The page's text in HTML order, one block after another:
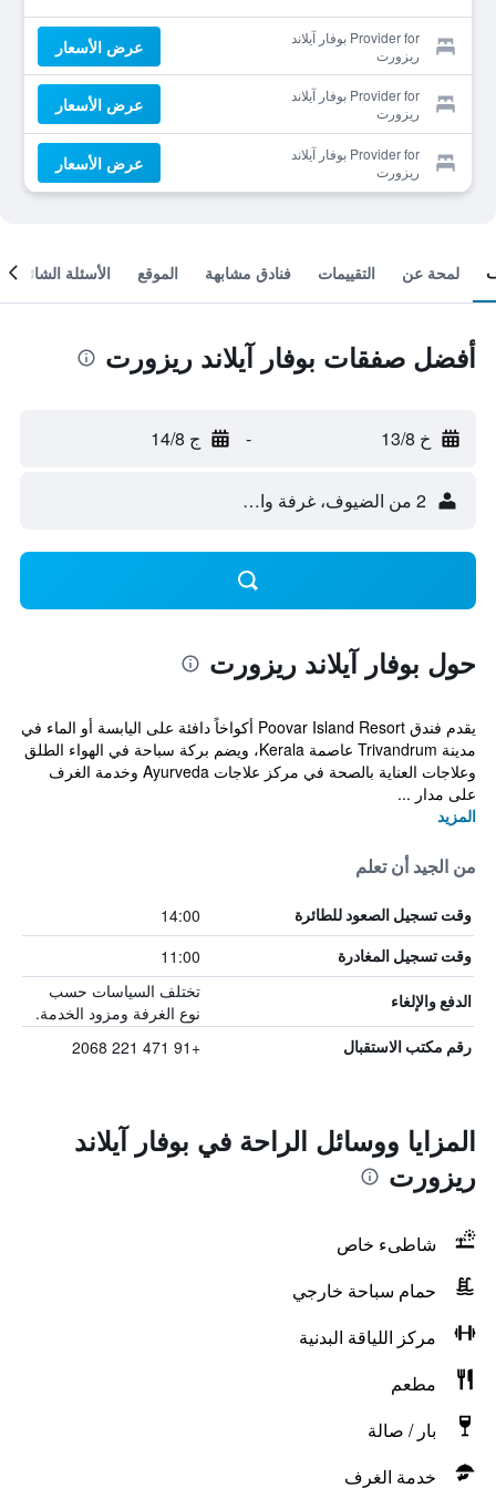
Provider for بوفار آيلاند
ريزورت
عرض الأسعار
Provider for بوفار آيلاند
ريزورت
عرض الأسعار
Provider for بوفار آيلاند
ريزورت
عرض الأسعار
لمحة عن التقييمات فنادق مشابهة الموقع الأسئلة الشائعة
أفضل صفقات بوفار آيلاند ريزورت
خ 13/8 - ج 14/8
2 من الضيوف، غرفة واحدة
حول بوفار آيلاند ريزورت
يقدم فندق Poovar Island Resort أكواخاً دافئة على اليابسة أو الماء في
مدينة Trivandrum عاصمة Kerala، ويضم بركة سباحة في الهواء الطلق
وعلاجات العناية بالصحة في مركز علاجات Ayurveda وخدمة الغرف
على مدار ...
المزيد
من الجيد أن تعلم
وقت تسجيل الصعود للطائرة 14:00
وقت تسجيل المغادرة 11:00
الدفع والإلغاء
تختلف السياسات حسب
نوع الغرفة ومزود الخدمة.
رقم مكتب الاستقبال +91 471 221 2068
المزايا ووسائل الراحة في بوفار آيلاند
ريزورت
شاطىء خاص
حمام سباحة خارجي
مركز اللياقة البدنية
مطعم
بار / صالة
خدمة الغرف